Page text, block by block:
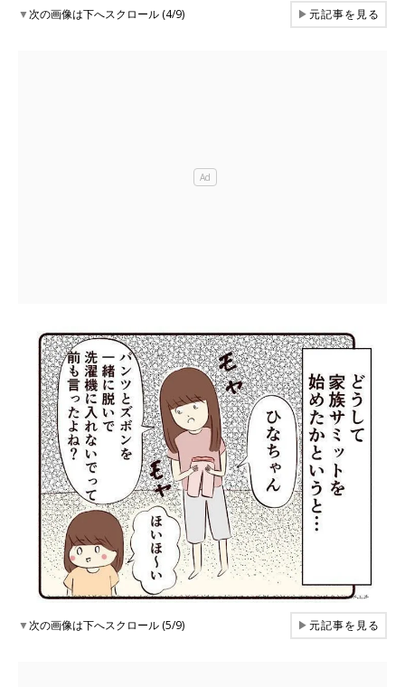
▼次の画像は下へスクロール (4/9) ▶元記事を見る
▼次の画像は下へスクロール (5/9) ▶元記事を見る